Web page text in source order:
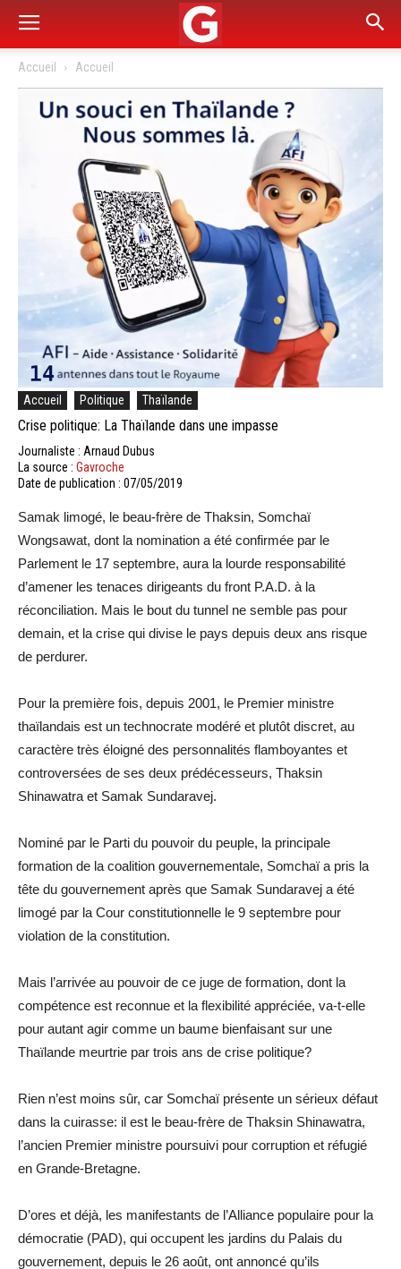
Accueil Accueil
Accueil Politique Thaïlande
Crise politique: La Thaïlande dans une impasse
Journaliste : Arnaud Dubus
La source : Gavroche
Date de publication : 07/05/2019
Samak limogé, le beau-frère de Thaksin, Somchaï
Wongsawat, dont la nomination a été confirmée par le
Parlement le 17 septembre, aura la lourde responsabilité
d’amener les tenaces dirigeants du front P.A.D. à la
réconciliation. Mais le bout du tunnel ne semble pas pour
demain, et la crise qui divise le pays depuis deux ans risque
de perdurer.
Pour la première fois, depuis 2001, le Premier ministre
thaïlandais est un technocrate modéré et plutôt discret, au
caractère très éloigné des personnalités flamboyantes et
controversées de ses deux prédécesseurs, Thaksin
Shinawatra et Samak Sundaravej.
Nominé par le Parti du pouvoir du peuple, la principale
formation de la coalition gouvernementale, Somchaï a pris la
tête du gouvernement après que Samak Sundaravej a été
limogé par la Cour constitutionnelle le 9 septembre pour
violation de la constitution.
Mais l’arrivée au pouvoir de ce juge de formation, dont la
compétence est reconnue et la flexibilité appréciée, va-t-elle
pour autant agir comme un baume bienfaisant sur une
Thaïlande meurtrie par trois ans de crise politique?
Rien n’est moins sûr, car Somchaï présente un sérieux défaut
dans la cuirasse: il est le beau-frère de Thaksin Shinawatra,
l’ancien Premier ministre poursuivi pour corruption et réfugié
en Grande-Bretagne.
D’ores et déjà, les manifestants de l’Alliance populaire pour la
démocratie (PAD), qui occupent les jardins du Palais du
gouvernement, depuis le 26 août, ont annoncé qu’ils